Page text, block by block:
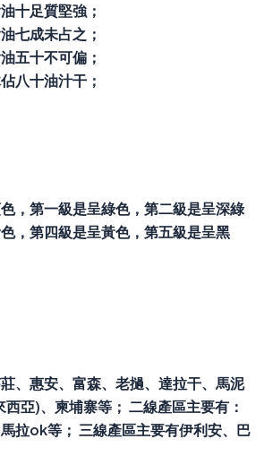
十足質堅強；
七成未占之；
五十不可偏；
八十油汁干；
，第一級是呈綠色，第二級是呈深綠
，第四級是呈黃色，第五級是呈黑
、惠安、富森、老撾、達拉干、馬泥
亞)、柬埔寨等； 二線產區主要有：
拉ok等； 三線產區主要有伊利安、巴